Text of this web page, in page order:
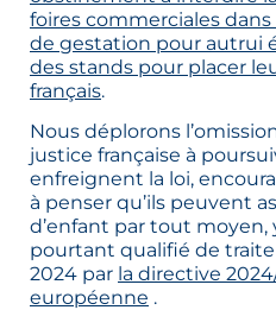
foires commerciales
de gestation pour autrui
des stands pour placer
français.
Nous déplorons
justice française à
enfreignent la loi,
à penser qu’ils peuvent
d’enfant par tout moyen,
pourtant qualifié de
2024 par la directive
européenne .